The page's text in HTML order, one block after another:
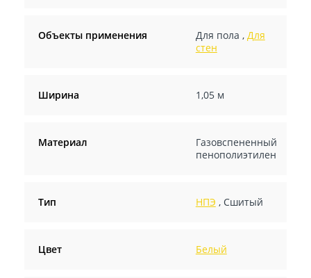
Объекты применения Для пола , Для
стен
Ширина 1,05 м
Материал
Газовспененный
пенополиэтилен
Тип НПЭ , Сшитый
Цвет Белый